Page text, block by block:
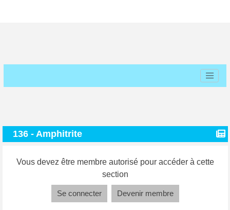
136 - Amphitrite
Vous devez être membre autorisé pour accéder à cette
section
Se connecter Devenir membre